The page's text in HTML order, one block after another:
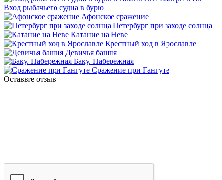
Вход рыбачьего судна в бурю
Афонское сражение
Петербург при заходе солнца
Катание на Неве
Крестный ход в Ярославле
Девичья башня
Баку. Набережная
Сражение при Гангуте
Оставьте отзыв